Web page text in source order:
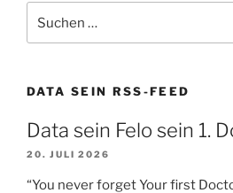
nach:
DATA SEIN RSS-FEED
Data sein Felo sein 1.
20. JULI 2026
“You never forget Your first